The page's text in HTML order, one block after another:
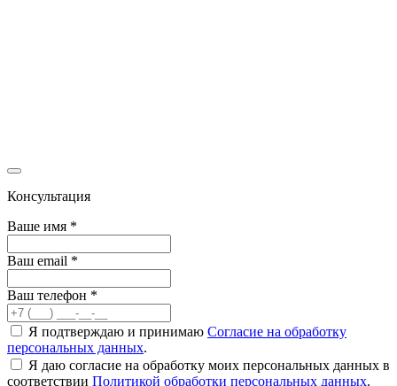
Консультация
Ваше имя *
Ваш email *
Ваш телефон *
Я подтверждаю и принимаю Согласие на обработку
персональных данных.
Я даю согласие на обработку моих персональных данных в
соответствии Политикой обработки персональных данных.